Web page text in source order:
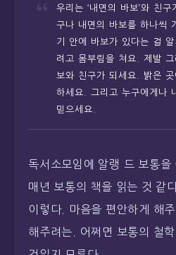
우리는 ‘내면의 바보’와 친
구나 내면의 바보를 하나씩
기 안에 바보가 있다는 걸
려고 몸부림을 쳐요. 제발
보와 친구가 되세요. 밝은
하세요. 그리고 누구에게나
믿으세요.
독서소모임에 알랭 드 보통을
매년 보통의 책을 읽는 것 같
이렇다. 마음을 편안하게 해
해주려는. 어쩌면 보통의 철